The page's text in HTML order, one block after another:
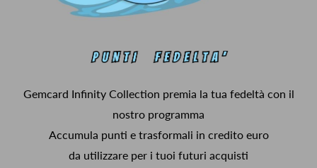
Gemcard Infinity Collection premia la tua fedeltà con il
nostro programma
Accumula punti e trasformali in credito euro
da utilizzare per i tuoi futuri acquisti